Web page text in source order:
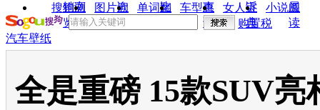
销商
询
比
惠
诉
展
搜狗浏
览器
图片欣
赏
单词翻
车型查
询
女人宝
典
小说阅
读
购置税
汽车壁纸
全是重磅 15款SUV亮